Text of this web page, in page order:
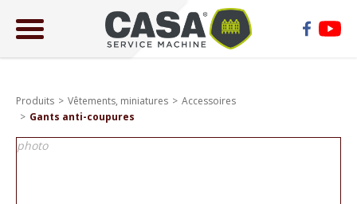
Produits Vêtements, miniatures
Accessoires
Gants anti-coupures
photo